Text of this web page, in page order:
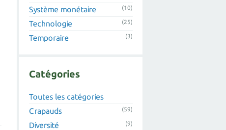
Système monétaire (10)
Technologie (25)
Temporaire (3)
Catégories
Toutes les catégories
Crapauds
(59)
Diversité (9)